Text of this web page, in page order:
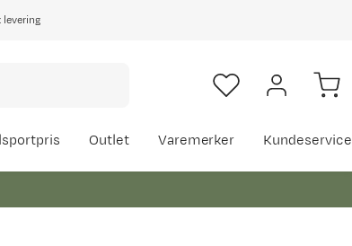
levering
Outlet Varemerker Kundeservice